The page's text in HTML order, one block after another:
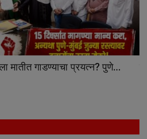
मातीत गाडण्याचा प्रयत्न? पुणे...